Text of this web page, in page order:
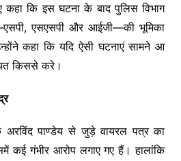
कि इस घटना के बाद पुलिस विभाग
एसएसपी और आईजी—की भूमिका
कहा कि यदि ऐसी घटनाएं सामने आ
किससे करे।
अरविंद पाण्डेय से जुड़े वायरल पत्र का
कई गंभीर आरोप लगाए गए हैं। हालांकि